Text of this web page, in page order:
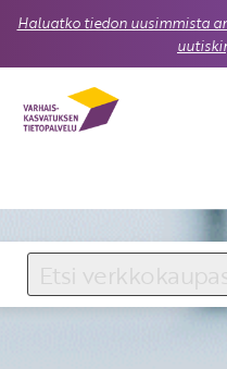
Haluatko tiedon uusimmista
KIRJAUDU
Käyttäjätunnus